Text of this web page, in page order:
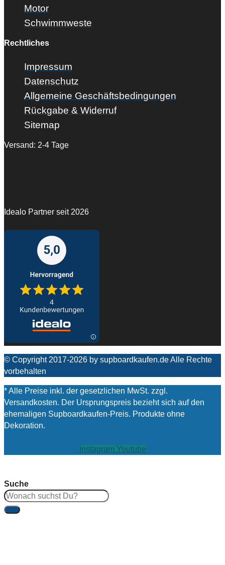
Motor
Schwimmweste
Rechtliches
Impressum
Datenschutz
Allgemeine Geschäftsbedingungen
Rückgabe & Widerruf
Sitemap
Versand: 2-4 Tage
Idealo Partner seit 2026
© Copyright 2017-2026 by supboardkaufen.de Alle Rechte
vorbehalten
* Alle Preise inkl. der gesetzlichen MwSt. zzgl.
Versandkosten. Der Ursprungspreis bezieht sich auf den
ehemaligen Supboardkaufen-Preis. Produkte ohne
Dekoration.
Instagram Youtube
Suche